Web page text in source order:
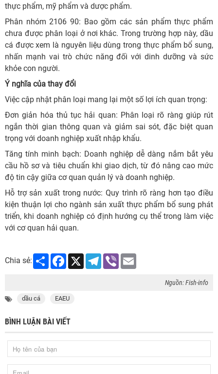
thực phẩm, mỹ phẩm và dược phẩm.
Phân nhóm 2106 90: Bao gồm các sản phẩm thực phẩm
chưa được phân loại ở nơi khác. Trong trường hợp này, dầu
cá được xem là nguyên liệu dùng trong thực phẩm bổ sung,
nhấn mạnh vai trò chức năng đối với dinh dưỡng và sức
khỏe con người.
Ý nghĩa của thay đổi
Việc cập nhật phân loại mang lại một số lợi ích quan trọng:
Đơn giản hóa thủ tục hải quan: Phân loại rõ ràng giúp rút
ngắn thời gian thông quan và giảm sai sót, đặc biệt quan
trọng với doanh nghiệp xuất nhập khẩu.
Tăng tính minh bạch: Doanh nghiệp dễ dàng nắm bắt yêu
cầu hồ sơ và tiêu chuẩn khi giao dịch, từ đó nâng cao mức
độ tin cậy giữa cơ quan quản lý và doanh nghiệp.
Hỗ trợ sản xuất trong nước: Quy trình rõ ràng hơn tạo điều
kiện thuận lợi cho ngành sản xuất thực phẩm bổ sung phát
triển, khi doanh nghiệp có định hướng cụ thể trong làm việc
với cơ quan hải quan.
Chia sẻ: Share Facebook
X Telegram
Viber
Nguồn: Fish-info
dầu cá EAEU
BÌNH LUẬN BÀI VIẾT